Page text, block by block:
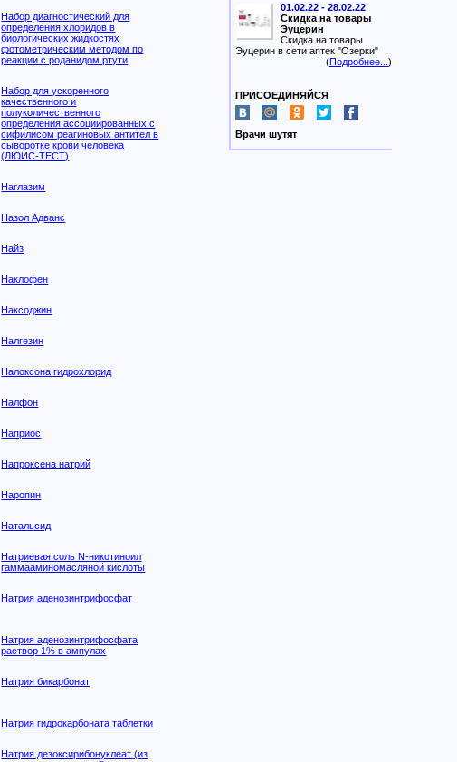
01.02.22 - 28.02.22
Скидка на товары
Эуцерин
Скидка на товары
Эуцерин в сети аптек "Озерки"
(Подробнее... )
ПРИСОЕДИНЯЙСЯ
Врачи шутят
Набор диагностический для
определения хлоридов в
биологических жидкостях
фотометрическим методом по
реакции с роданидом ртути
Набор для ускоренного
качественного и
полуколичественного
определения ассоциированных с
сифилисом реагиновых антител в
сыворотке крови человека
(ЛЮИС-ТЕСТ)
Наглазим
Назол Адванс
Найз
Наклофен
Наксоджин
Налгезин
Налоксона гидрохлорид
Налфон
Наприос
Напроксена натрий
Наропин
Натальсид
Натриевая соль N-никотиноил
гаммааминомасляной кислоты
Натрия аденозинтрифосфат
Натрия аденозинтрифосфата
раствор 1% в ампулах
Натрия бикарбонат
Натрия гидрокарбоната таблетки
Натрия дезоксирибонуклеат (из